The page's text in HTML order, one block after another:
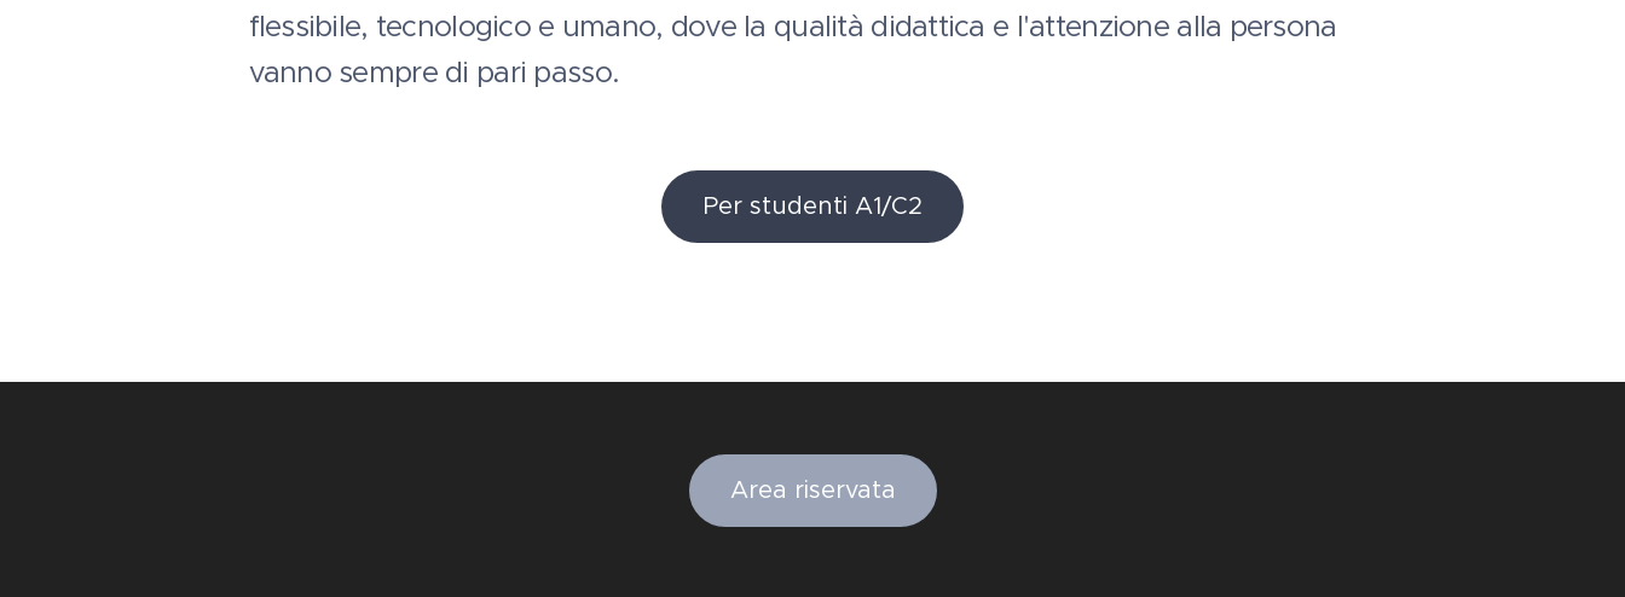
flessibile, tecnologico e umano, dove la qualità didattica e l'attenzione alla persona
vanno sempre di pari passo.
Per studenti A1/C2
Area riservata